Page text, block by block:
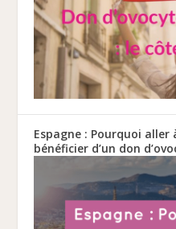
Espagne : Pourquoi aller
bénéficier d’un don